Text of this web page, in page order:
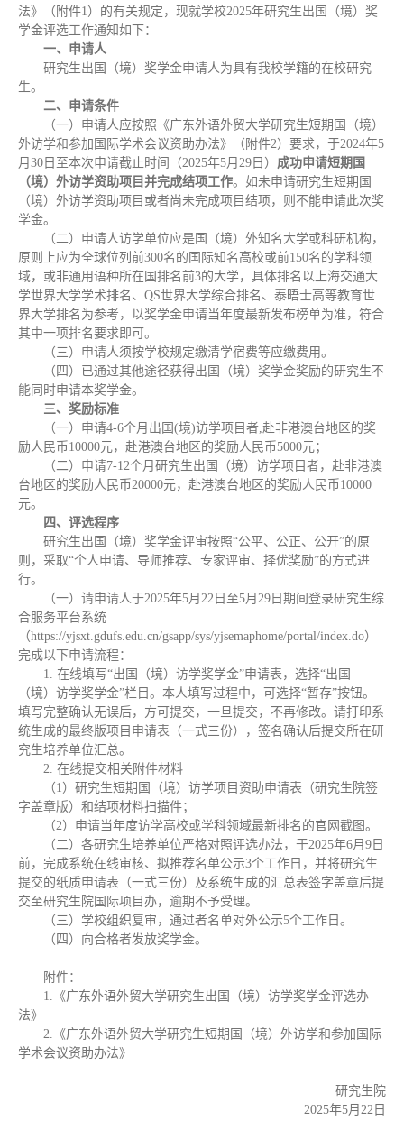
法》（附件1）的有关规定，现就学校2025年研究生出国（境）奖
学金评选工作通知如下：
一、申请人
研究生出国（境）奖学金申请人为具有我校学籍的在校研究
生。
二、申请条件
（一）申请人应按照《广东外语外贸大学研究生短期国（境）
外访学和参加国际学术会议资助办法》（附件2）要求，于2024年5
月30日至本次申请截止时间（2025年5月29日） 成功申请短期国
（境）外访学资助项目并完成结项工作。如未申请研究生短期国
（境）外访学资助项目或者尚未完成项目结项，则不能申请此次奖
学金。
（二）申请人访学单位应是国（境）外知名大学或科研机构，
原则上应为全球位列前300名的国际知名高校或前150名的学科领
域，或非通用语种所在国排名前3的大学，具体排名以上海交通大
学世界大学学术排名、QS世界大学综合排名、泰晤士高等教育世
界大学排名为参考，以奖学金申请当年度最新发布榜单为准，符合
其中一项排名要求即可。
（三）申请人须按学校规定缴清学宿费等应缴费用。
（四）已通过其他途径获得出国（境）奖学金奖励的研究生不
能同时申请本奖学金。
三、奖励标准
（一）申请4-6个月出国(境)访学项目者,赴非港澳台地区的奖
励人民币10000元，赴港澳台地区的奖励人民币5000元；
（二）申请7-12个月研究生出国（境）访学项目者，赴非港澳
台地区的奖励人民币20000元，赴港澳台地区的奖励人民币10000
元。
四、评选程序
研究生出国（境）奖学金评审按照“公平、公正、公开”的原
则，采取“个人申请、导师推荐、专家评审、择优奖励”的方式进
行。
（一）请申请人于2025年5月22日至5月29日期间登录研究生综
合服务平台系统
（https://yjsxt.gdufs.edu.cn/gsapp/sys/yjsemaphome/portal/index.do）
完成以下申请流程：
1. 在线填写“出国（境）访学奖学金”申请表，选择“出国
（境）访学奖学金”栏目。本人填写过程中，可选择“暂存”按钮。
填写完整确认无误后，方可提交，一旦提交，不再修改。请打印系
统生成的最终版项目申请表（一式三份），签名确认后提交所在研
究生培养单位汇总。
2. 在线提交相关附件材料
（1）研究生短期国（境）访学项目资助申请表（研究生院签
字盖章版）和结项材料扫描件；
（2）申请当年度访学高校或学科领域最新排名的官网截图。
（二）各研究生培养单位严格对照评选办法，于2025年6月9日
前，完成系统在线审核、拟推荐名单公示3个工作日，并将研究生
提交的纸质申请表（一式三份）及系统生成的汇总表签字盖章后提
交至研究生院国际项目办，逾期不予受理。
（三）学校组织复审，通过者名单对外公示5个工作日。
（四）向合格者发放奖学金。
附件：
1.《广东外语外贸大学研究生出国（境）访学奖学金评选办
法》
2.《广东外语外贸大学研究生短期国（境）外访学和参加国际
学术会议资助办法》
研究生院
2025年5月22日